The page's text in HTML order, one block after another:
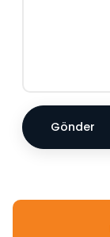
Gönder